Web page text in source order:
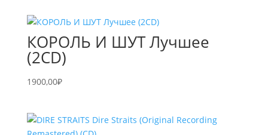
КОРОЛЬ И ШУТ Лучшее
(2CD)
1900,00₽